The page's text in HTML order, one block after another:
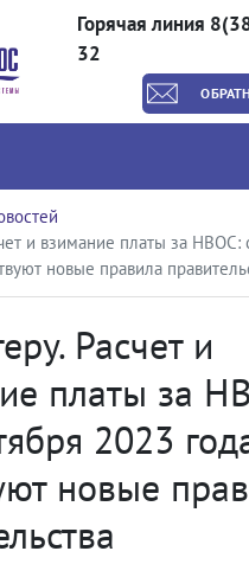
Горячая линия
32
и взимание платы за НВОС:
новые правила
Расчет и
платы за
2023
новые